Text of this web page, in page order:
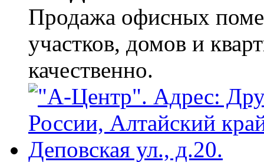
Продажа офисных
участков, домов и
качественно.